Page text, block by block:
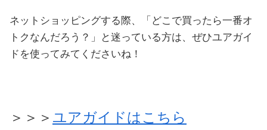
ネットショッピングする際、「どこで買ったら一番オ
トクなんだろう？」と迷っている方は、ぜひユアガイ
ドを使ってみてくださいね！
＞＞＞ ユアガイドはこちら